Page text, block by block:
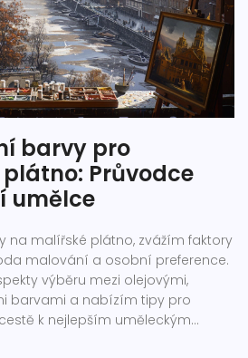
barvy pro
Průvodce
umělce
na malířské plátno, zvážím faktory
malování a osobní preference.
výběru mezi olejovými,
barvami a nabízím tipy pro
k nejlepším uměleckým